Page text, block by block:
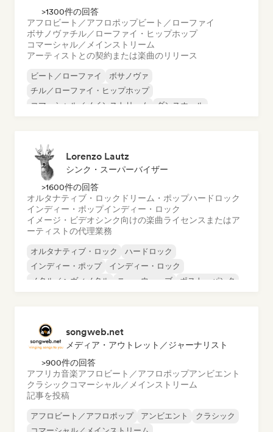
>1300件の回答
アフロビート／アフロポップビート／ローファイ
ボサノヴァチル／ローファイ・ヒップホップ
コマーシャル／メインストリーム
アーティストとの契約または楽曲のリリース
ビート／ローファイ
ボサノヴァ
チル／ローファイ・ヒップホップ
コマーシャル／メインストリーム
ダンスホール
Lorenzo Lautz
シンク・スーパーバイザー
>1600件の回答
オルタナティブ・ロック ドリーム・ポップハードロック
インディー・ポップインディー・ロック
イメージ・ビデオシンク向けの楽曲ライセンスまたはア
ーティストの代理業務
オルタナティブ・ロック
ハードロック
インディー・ポップ
インディー・ロック
メタル／ヘヴィメタル
ニューウェーブ
ポスト・パンク
songweb.net
メディア・アウトレット／ジャーナリスト
>900件の回答
アフリカ音楽アフロビート／アフロポップアンビエント
クラシック コマーシャル／メインストリーム
記事を投稿
アフロビート／アフロポップ アンビエント
クラシック